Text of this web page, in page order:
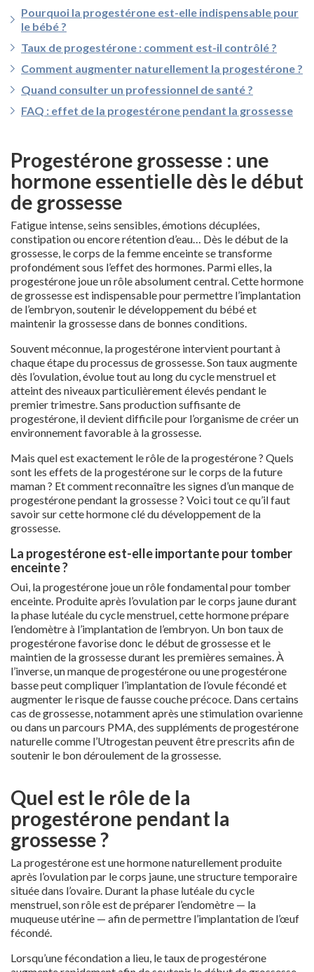
Pourquoi la progestérone est-elle indispensable pour
le bébé ?
Taux de progestérone : comment est-il contrôlé ?
Comment augmenter naturellement la progestérone ?
Quand consulter un professionnel de santé ?
FAQ : effet de la progestérone pendant la grossesse
Progestérone grossesse : une
hormone essentielle dès le début
de grossesse
Fatigue intense, seins sensibles, émotions décuplées,
constipation ou encore rétention d’eau… Dès le début de la
grossesse, le corps de la femme enceinte se transforme
profondément sous l’effet des hormones. Parmi elles, la
progestérone joue un rôle absolument central. Cette hormone
de grossesse est indispensable pour permettre l’implantation
de l’embryon, soutenir le développement du bébé et
maintenir la grossesse dans de bonnes conditions.
Souvent méconnue, la progestérone intervient pourtant à
chaque étape du processus de grossesse. Son taux augmente
dès l’ovulation, évolue tout au long du cycle menstruel et
atteint des niveaux particulièrement élevés pendant le
premier trimestre. Sans production suffisante de
progestérone, il devient difficile pour l’organisme de créer un
environnement favorable à la grossesse.
Mais quel est exactement le rôle de la progestérone ? Quels
sont les effets de la progestérone sur le corps de la future
maman ? Et comment reconnaître les signes d’un manque de
progestérone pendant la grossesse ? Voici tout ce qu’il faut
savoir sur cette hormone clé du développement de la
grossesse.
La progestérone est-elle importante pour tomber
enceinte ?
Oui, la progestérone joue un rôle fondamental pour tomber
enceinte. Produite après l’ovulation par le corps jaune durant
la phase lutéale du cycle menstruel, cette hormone prépare
l’endomètre à l’implantation de l’embryon. Un bon taux de
progestérone favorise donc le début de grossesse et le
maintien de la grossesse durant les premières semaines. À
l’inverse, un manque de progestérone ou une progestérone
basse peut compliquer l’implantation de l’ovule fécondé et
augmenter le risque de fausse couche précoce. Dans certains
cas de grossesse, notamment après une stimulation ovarienne
ou dans un parcours PMA, des suppléments de progestérone
naturelle comme l’Utrogestan peuvent être prescrits afin de
soutenir le bon déroulement de la grossesse.
Quel est le rôle de la
progestérone pendant la
grossesse ?
La progestérone est une hormone naturellement produite
après l’ovulation par le corps jaune, une structure temporaire
située dans l’ovaire. Durant la phase lutéale du cycle
menstruel, son rôle est de préparer l’endomètre — la
muqueuse utérine — afin de permettre l’implantation de l’œuf
fécondé.
Lorsqu’une fécondation a lieu, le taux de progestérone